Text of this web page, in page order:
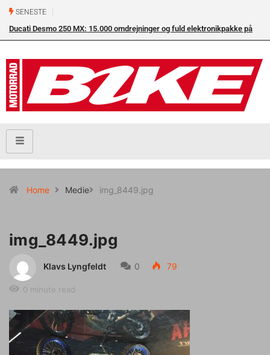
SENESTE
Ducati Desmo 250 MX: 15.000 omdrejninger og fuld elektronikpakke på
Home Medie img_8449.jpg
img_8449.jpg
Klavs Lyngfeldt 0 79
0 minute read